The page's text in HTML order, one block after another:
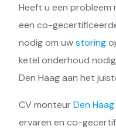
Heeft u een probleem
een co-
nodig om uwstoring
ketel onderhoud
Den Haag aan het
CV monteurDen Haag
ervaren en co-